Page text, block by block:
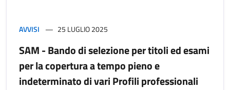
AVVISI 25 LUGLIO 2025
SAM - Bando di selezione per titoli ed esami
per la copertura a tempo pieno e
indeterminato di vari Profili professionali